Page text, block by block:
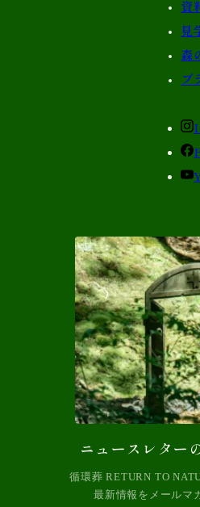
資
見
森
プ
ニュースレター
循環葬 RETURN TO
最新情報をメールマ